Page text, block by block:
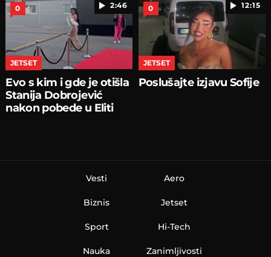
2:46
0
JETSET
Evo s kim i gde je otišla
Stanija Dobrojević
nakon pobede u Eliti
12:15
0
JETSET
Poslušajte izjavu Sofije
Vesti
Biznis
Sport
Nauka
Aero
Jetset
Hi-Tech
Zanimljivosti